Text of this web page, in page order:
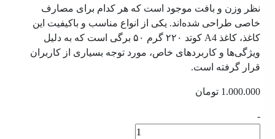
نظر وزن و بافت موجود است که هر کدام برای مصارف
خاصی طراحی شده‌اند. یکی از انواع مناسب و باکیفیت این
کاغذ، کاغذ A4 کوتد ۲۲۰ گرم ۵۰ برگی است که به دلیل
ویژگی‌ها و کاربردهای خاص، مورد توجه بسیاری از کاربران
قرار گرفته است.
1.000.000 تومان
-
فروشگاه
پیگیری
سفارشات